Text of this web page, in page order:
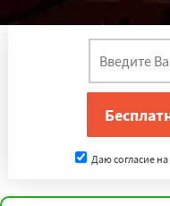
Даю согласие